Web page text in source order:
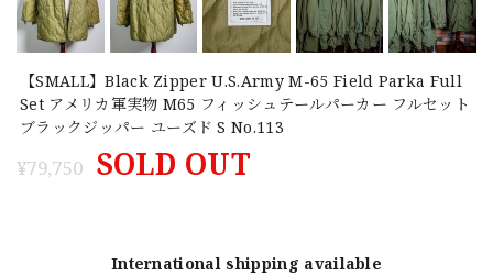
【SMALL】Black Zipper U.S.Army M-65 Field Parka Full
Set アメリカ軍実物 M65 フィッシュテールパーカー フルセット
ブラックジッパー ユーズド S No.113
¥79,750 SOLD OUT
International shipping available